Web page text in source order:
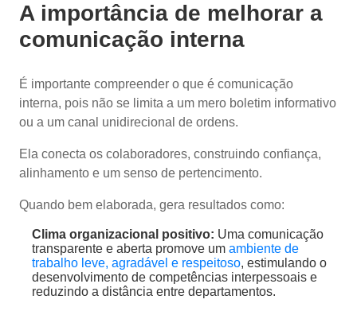
A importância de melhorar a
comunicação interna
É importante compreender o que é comunicação
interna, pois não se limita a um mero boletim informativo
ou a um canal unidirecional de ordens.
Ela conecta os colaboradores, construindo confiança,
alinhamento e um senso de pertencimento.
Quando bem elaborada, gera resultados como:
Clima organizacional positivo: Uma comunicação
transparente e aberta promove um ambiente de
trabalho leve, agradável e respeitoso, estimulando o
desenvolvimento de competências interpessoais e
reduzindo a distância entre departamentos.